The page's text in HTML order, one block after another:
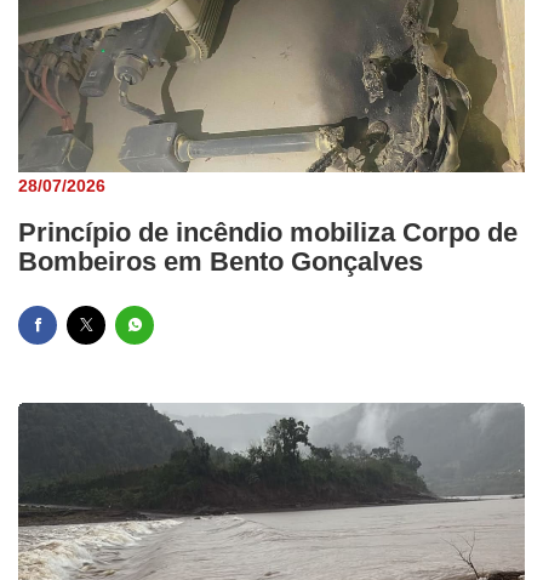
28/07/2026
Princípio de incêndio mobiliza Corpo de
Bombeiros em Bento Gonçalves